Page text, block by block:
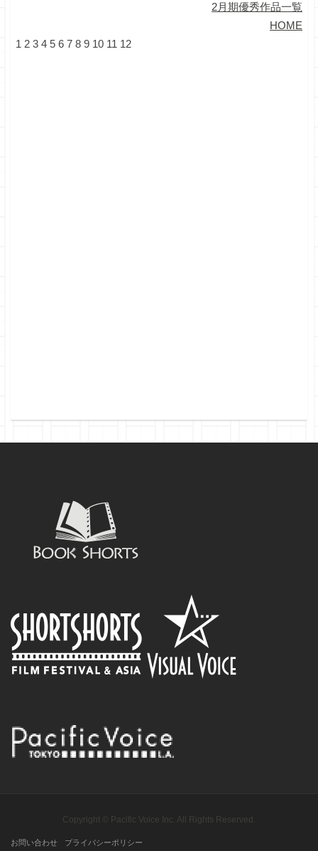
2月期優秀作品一覧
HOME
1 2 3 4 5 6 7 8 9 10 11 12
Copyright © Pacific Voice Inc. All Rights Reserved.
お問い合わせ プライバシーポリシー